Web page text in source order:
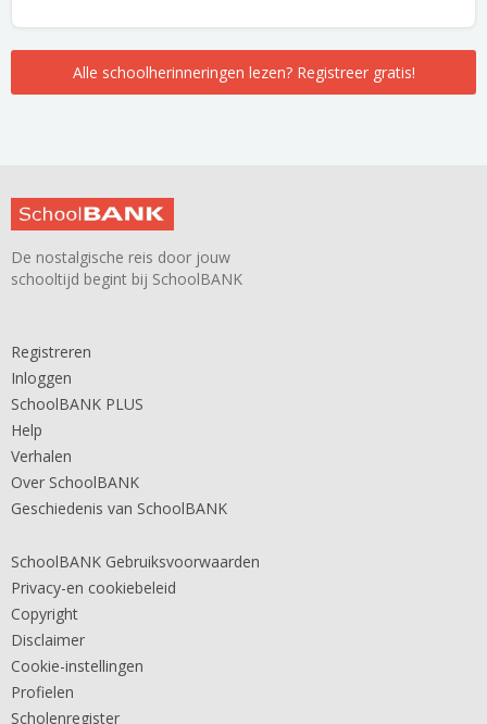
Alle schoolherinneringen lezen? Registreer gratis!
De nostalgische reis door jouw
schooltijd begint bij SchoolBANK
Registreren
Inloggen
SchoolBANK PLUS
Help
Verhalen
Over SchoolBANK
Geschiedenis van SchoolBANK
SchoolBANK Gebruiksvoorwaarden
Privacy-en cookiebeleid
Copyright
Disclaimer
Cookie-instellingen
Profielen
Scholenregister